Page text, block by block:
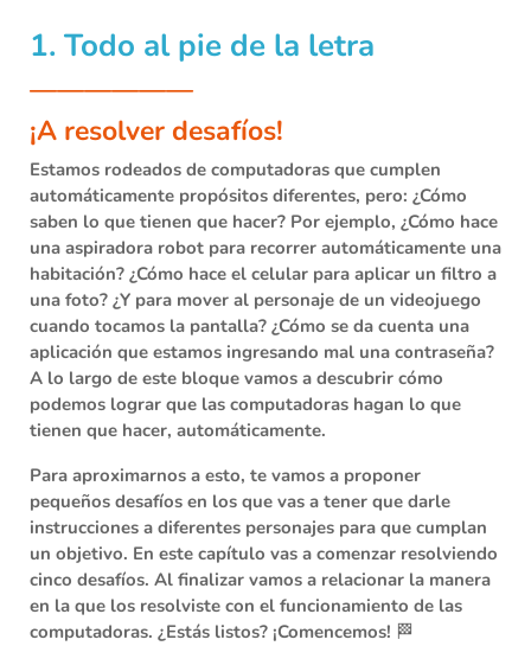
1. Todo al pie de la letra
——————
¡A resolver desafíos!
Estamos rodeados de computadoras que cumplen
automáticamente propósitos diferentes, pero: ¿Cómo
saben lo que tienen que hacer? Por ejemplo, ¿Cómo hace
una aspiradora robot para recorrer automáticamente una
habitación? ¿Cómo hace el celular para aplicar un filtro a
una foto? ¿Y para mover al personaje de un videojuego
cuando tocamos la pantalla? ¿Cómo se da cuenta una
aplicación que estamos ingresando mal una contraseña?
A lo largo de este bloque vamos a descubrir cómo
podemos lograr que las computadoras hagan lo que
tienen que hacer, automáticamente.
Para aproximarnos a esto, te vamos a proponer
pequeños desafíos en los que vas a tener que darle
instrucciones a diferentes personajes para que cumplan
un objetivo. En este capítulo vas a comenzar resolviendo
cinco desafíos. Al finalizar vamos a relacionar la manera
en la que los resolviste con el funcionamiento de las
computadoras. ¿Estás listos? ¡Comencemos! 🏁